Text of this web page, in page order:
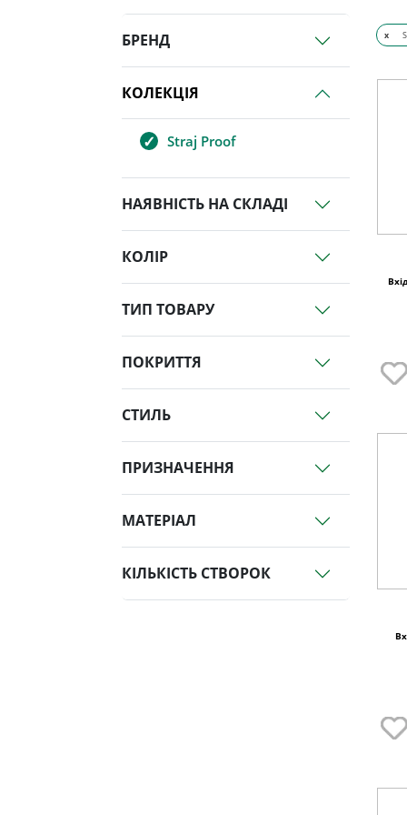
БРЕНД
КОЛЕКЦІЯ
Straj Proof
НАЯВНІСТЬ НА СКЛАДІ
КОЛІР
ТИП ТОВАРУ
ПОКРИТТЯ
СТИЛЬ
ПРИЗНАЧЕННЯ
МАТЕРІАЛ
КІЛЬКІСТЬ СТВОРОК
x